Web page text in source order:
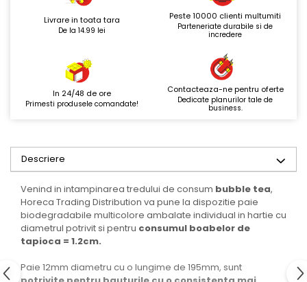
Livrare in toata tara
De la 14.99 lei
Peste 10000 clienti multumiti
Parteneriate durabile si de
incredere
In 24/48 de ore
Primesti produsele comandate!
Contacteaza-ne pentru oferte
Dedicate planurilor tale de
business.
Descriere
Venind in intampinarea tredului de consum bubble tea,
Horeca Trading Distribution va pune la dispozitie paie
biodegradabile multicolore ambalate individual in hartie cu
diametrul potrivit si pentru consumul boabelor de
tapioca = 1.2cm.
Paie 12mm diametru cu o lungime de 195mm, sunt